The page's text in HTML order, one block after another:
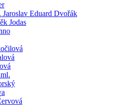
Jaroslav Eduard Dvořák
Jodas